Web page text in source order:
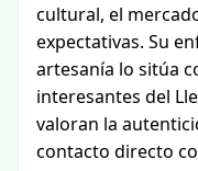
cultural, el
expectativas. Su
artesanía lo sitúa
interesantes del
valoran la
contacto directo